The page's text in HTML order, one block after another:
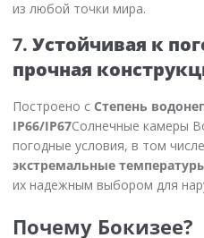
из любой точки мира.
7. Устойчивая к
прочная
Построено с Степень
IP66/IP67Солнечные камеры
погодные условия, в том числе
экстремальные температуры
их надежным выбором для
Почему Бокизее?